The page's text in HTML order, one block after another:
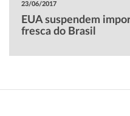
23/06/2017
EUA suspendem
fresca do Brasil